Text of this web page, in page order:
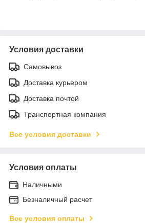
Условия доставки
Самовывоз
Доставка курьером
Доставка почтой
Транспортная компания
Все условия доставки
Условия оплаты
Наличными
Безналичный расчет
Все условия оплаты